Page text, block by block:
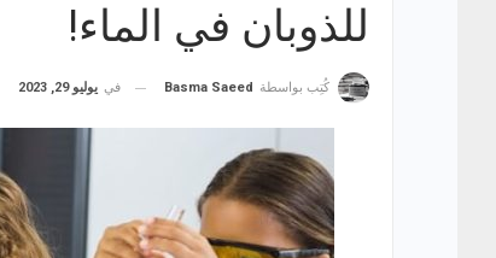
للذوبان في الماء!
كُتِب بواسطة Basma Saeed في يوليو 29, 2023